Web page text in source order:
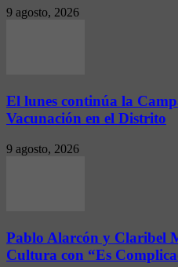
9 agosto, 2026
El lunes continúa la
Vacunación en el Distrito
9 agosto, 2026
Pablo Alarcón y Claribel
Cultura con “Es